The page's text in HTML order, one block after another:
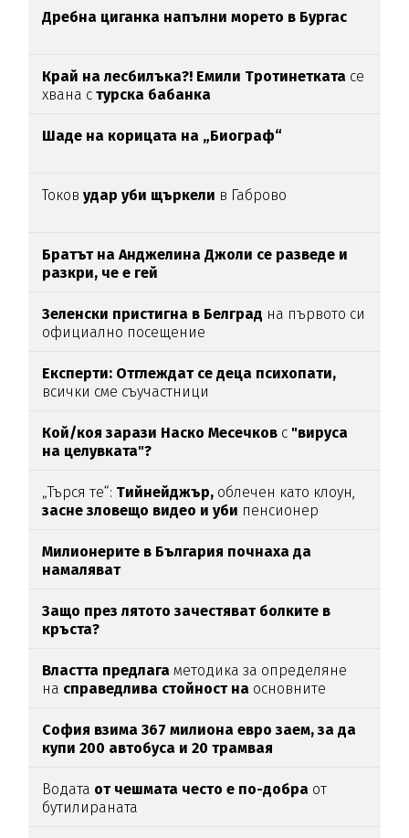
Дребна циганка напълни морето в Бургас
Край на лесбилъка?! Емили Тротинетката се
хвана с турска бабанка
Шаде на корицата на „Биограф“
Токовудар уби щъркели в Габрово
Братът на Анджелина Джоли се разведе и
разкри, че е гей
Зеленски пристигна в Белград на първото си
официално посещение
Експерти: Отглеждат се деца психопати,
всички сме съучастници
Кой/коя зарази Наско Месечков с "вируса
на целувката"?
„Търся те“: Тийнейджър, облечен като клоун,
засне зловещо видео и уби пенсионер
Милионерите в България почнаха да
намаляват
Защо през лятото зачестяват болките в
кръста?
Властта предлага методика за определяне
на справедлива стойност на основните
София взима 367 милиона евро заем, за да
купи 200 автобуса и 20 трамвая
Водата от чешмата често е по-добра от
бутилираната